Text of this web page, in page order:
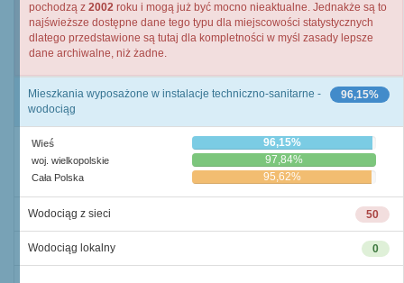
pochodzą z 2002 roku i mogą już być mocno nieaktualne. Jednakże są to
najświeższe dostępne dane tego typu dla miejscowości statystycznych
dlatego przedstawione są tutaj dla kompletności w myśl zasady lepsze
dane archiwalne, niż żadne.
96,15%
Mieszkania wyposażone w instalacje techniczno-sanitarne -
wodociąg
Wieś 96,15%
woj. wielkopolskie 97,84%
Cała Polska 95,62%
50
Wodociąg z sieci
0
Wodociąg lokalny